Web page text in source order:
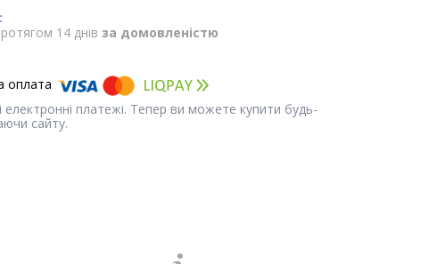
14 днів за домовленістю
електронні платежі. Тепер ви можете купити будь-
сайту.